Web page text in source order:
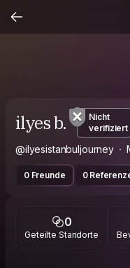
ilyes b.
Nicht
verifiziert
@ilyesistanbuljourney
0 Freunde 0
0
Geteilte Standorte